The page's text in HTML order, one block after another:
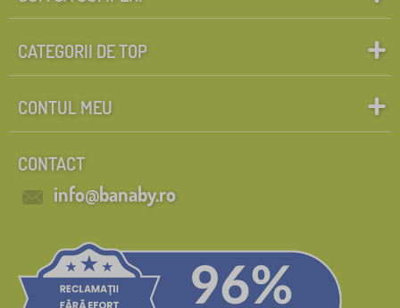
CATEGORII DE TOP
CONTUL MEU
CONTACT
info@banaby.ro